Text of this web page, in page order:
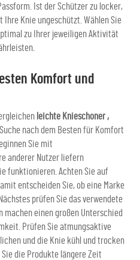
Ist der Schützer zu locker,
Ihre Knie ungeschützt. Wählen Sie
zu Ihrer jeweiligen Aktivität
Komfort und
leichte Knieschoner,
nach dem Besten für Komfort
Sie mit
anderer Nutzer liefern
funktionieren. Achten Sie auf
entscheiden Sie, ob eine Marke
prüfen Sie das verwendete
einen großen Unterschied
Prüfen Sie atmungsaktive
und die Knie kühl und trocken
die Produkte längere Zeit